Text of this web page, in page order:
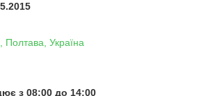
Полтава, Україна
з 08:00 до 14:00